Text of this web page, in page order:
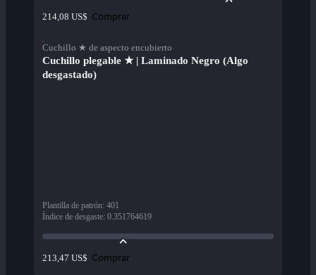
214,08 US$ Comprar
Cuchillo ★ de aspecto encubierto
Cuchillo plegable ★ | Laminado Negro (Algo
desgastado)
Plantilla de patrón: 401
Índice de desgaste: 0.351764619
213,47 US$ Comprar